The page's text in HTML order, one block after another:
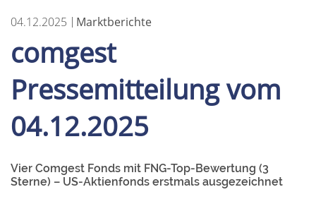
04.12.2025 Marktberichte
comgest
Pressemitteilung vom
04.12.2025
Vier Comgest Fonds mit FNG-Top-Bewertung (3
Sterne) – US-Aktienfonds erstmals ausgezeichnet